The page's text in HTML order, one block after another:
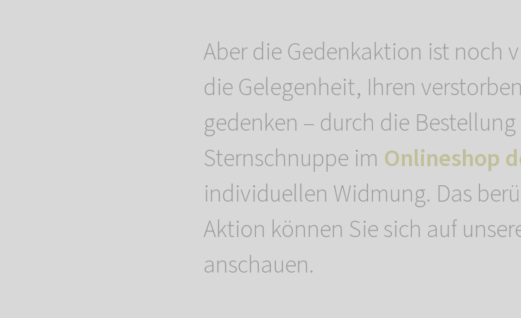
Aber die Gedenkaktion ist noch
die Gelegenheit, Ihren
gedenken – durch die
Sternschnuppe im Onlineshop
individuellen Widmung. Das
Aktion können Sie sich auf
anschauen.